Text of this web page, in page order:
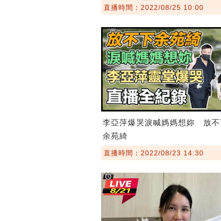
直播時間：2022/08/25 10:00
李亞萍爆哭淚喊媽媽想妳 放不
余苑綺
直播時間：2022/08/23 14:30